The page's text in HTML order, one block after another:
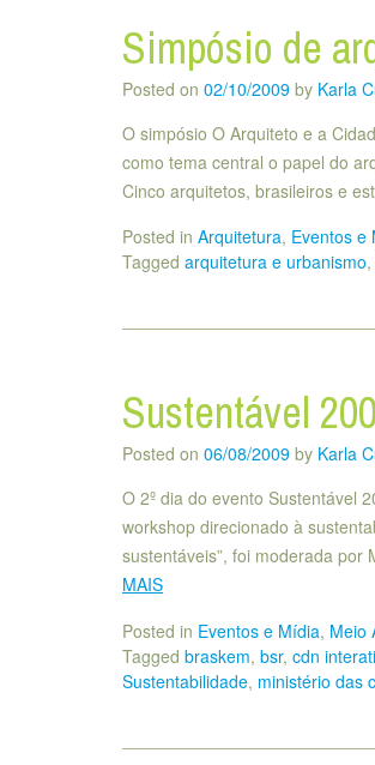
Simpósio de
Posted on 02/10/2009 by Karla
O simpósio O Arquiteto e a
como tema central o papel do
Cinco arquitetos, brasileiros e
Posted in Arquitetura, Eventos e
Tagged arquitetura e urbanismo,
Sustentável
Posted on 06/08/2009 by Karla
O 2º dia do evento Sustentável
workshop direcionado à
sustentáveis”, foi moderada por
MAIS
Posted in Eventos e Mídia, Meio
Tagged braskem, bsr, cdn
Sustentabilidade, ministério das